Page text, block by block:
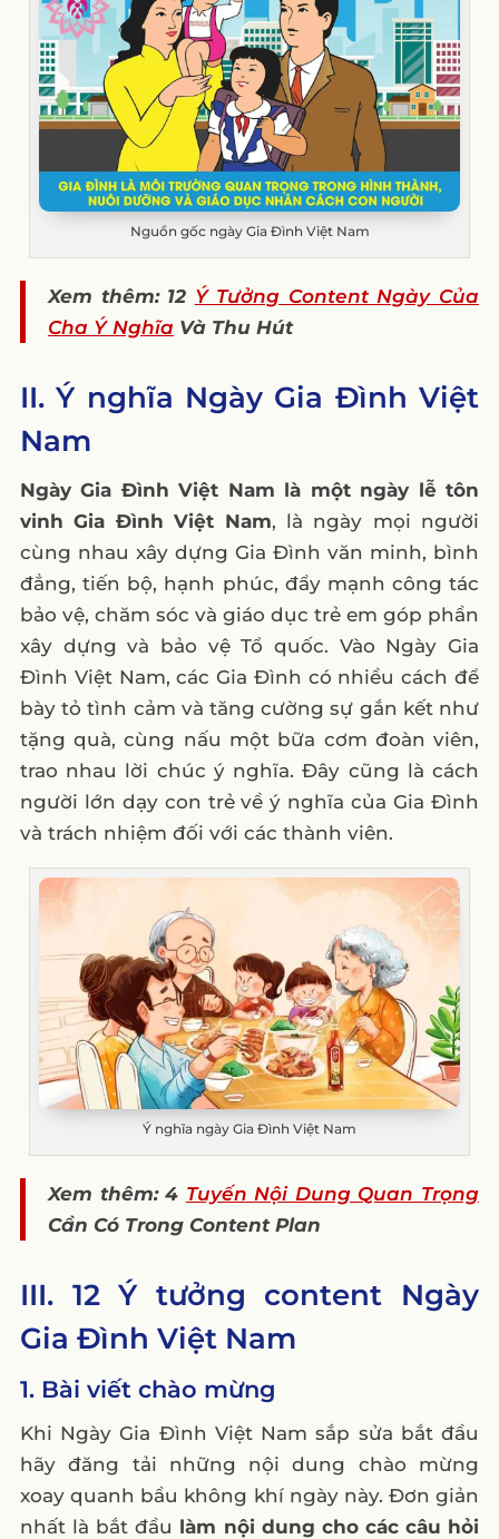
Nam?
4. Tại sao nên tổ chức các hoạt động mini
game và give away cho Ngày Gia Đình Việt
Nam?
5. Làm thế nào để tạo nội dung tương tác
và giải trí cho Ngày Gia Đình Việt Nam?
Nguồn gốc ngày Gia Đình Việt Nam
Xem thêm: 12 Ý Tưởng Content Ngày Của
Cha Ý Nghĩa Và Thu Hút
II. Ý nghĩa Ngày Gia Đình Việt
Nam
Ngày Gia Đình Việt Nam là một ngày lễ tôn
vinh Gia Đình Việt Nam, là ngày mọi người
cùng nhau xây dựng Gia Đình văn minh, bình
đẳng, tiến bộ, hạnh phúc, đẩy mạnh công tác
bảo vệ, chăm sóc và giáo dục trẻ em góp phần
xây dựng và bảo vệ Tổ quốc. Vào Ngày Gia
Đình Việt Nam, các Gia Đình có nhiều cách để
bày tỏ tình cảm và tăng cường sự gắn kết như
tặng quà, cùng nấu một bữa cơm đoàn viên,
trao nhau lời chúc ý nghĩa. Đây cũng là cách
người lớn dạy con trẻ về ý nghĩa của Gia Đình
và trách nhiệm đối với các thành viên.
Ý nghĩa ngày Gia Đình Việt Nam
Xem thêm: 4 Tuyến Nội Dung Quan Trọng
Cần Có Trong Content Plan
III. 12 Ý tưởng content Ngày
Gia Đình Việt Nam
1. Bài viết chào mừng
Khi Ngày Gia Đình Việt Nam sắp sửa bắt đầu
hãy đăng tải những nội dung chào mừng
xoay quanh bầu không khí ngày này. Đơn giản
nhất là bắt đầu làm nội dung cho các câu hỏi